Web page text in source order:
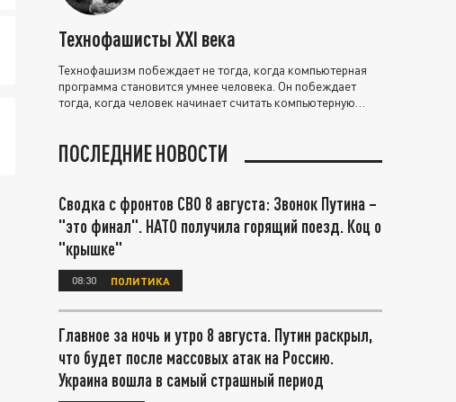
Технофашисты XXI века
Технофашизм побеждает не тогда, когда компьютерная
программа становится умнее человека. Он побеждает
тогда, когда человек начинает считать компьютерную
ПОСЛЕДНИЕ НОВОСТИ
Сводка с фронтов СВО 8 августа: Звонок Путина –
"это финал". НАТО получила горящий поезд. Коц о
"крышке"
08:30 ПОЛИТИКА
Главное за ночь и утро 8 августа. Путин раскрыл,
что будет после массовых атак на Россию.
Украина вошла в самый страшный период